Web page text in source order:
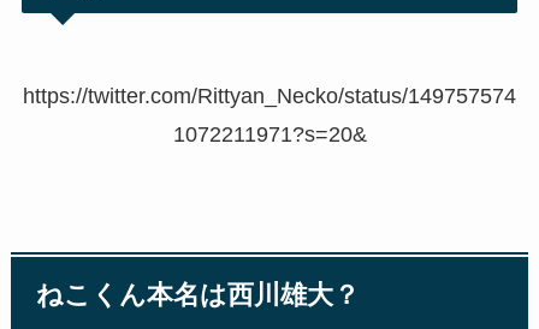
https://twitter.com/Rittyan_Necko/status/149757574
1072211971?s=20&
ねこくん本名は西川雄大？